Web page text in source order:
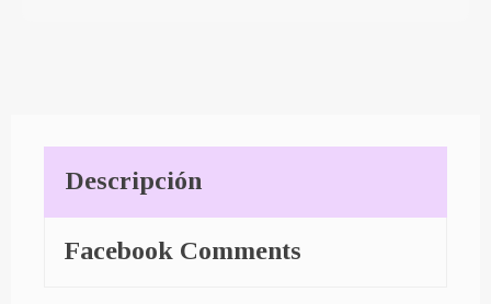
Descripción
Facebook Comments